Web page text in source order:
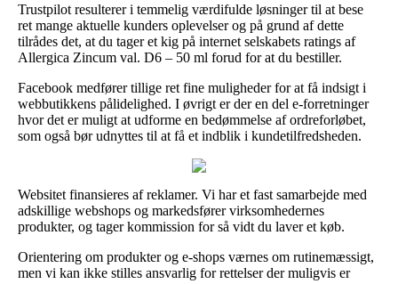
Trustpilot resulterer i temmelig værdifulde løsninger til at bese
ret mange aktuelle kunders oplevelser og på grund af dette
tilrådes det, at du tager et kig på internet selskabets ratings af
Allergica Zincum val. D6 – 50 ml forud for at du bestiller.
Facebook medfører tillige ret fine muligheder for at få indsigt i
webbutikkens pålidelighed. I øvrigt er der en del e-forretninger
hvor det er muligt at udforme en bedømmelse af ordreforløbet,
som også bør udnyttes til at få et indblik i kundetilfredsheden.
Websitet finansieres af reklamer. Vi har et fast samarbejde med
adskillige webshops og markedsfører virksomhedernes
produkter, og tager kommission for så vidt du laver et køb.
Orientering om produkter og e-shops værnes om rutinemæssigt,
men vi kan ikke stilles ansvarlig for rettelser der muligvis er